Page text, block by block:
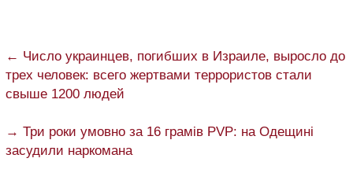
← Число украинцев, погибших в Израиле, выросло до
трех человек: всего жертвами террористов стали
свыше 1200 людей
→ Три роки умовно за 16 грамів PVP: на Одещині
засудили наркомана